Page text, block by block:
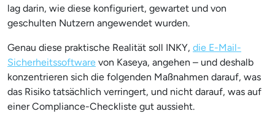
lag darin, wie diese konfiguriert, gewartet und von
geschulten Nutzern angewendet wurden.
Genau diese praktische Realität soll INKY, die E-Mail-
Sicherheitssoftware von Kaseya, angehen – und deshalb
konzentrieren sich die folgenden Maßnahmen darauf, was
das Risiko tatsächlich verringert, und nicht darauf, was auf
einer Compliance-Checkliste gut aussieht.